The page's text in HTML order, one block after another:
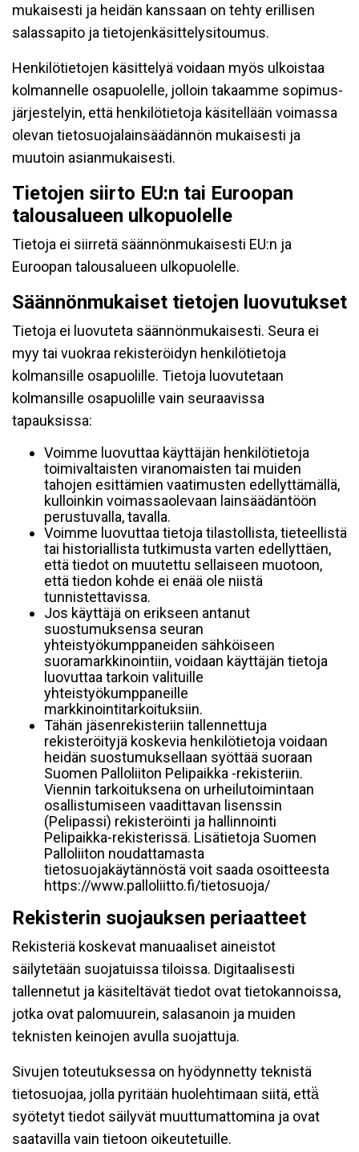
mukaisesti ja heidän kanssaan on tehty erillisen
salassapito ja tietojenkäsittelysitoumus.
Henkilötietojen käsittelyä voidaan myös ulkoistaa
kolmannelle osapuolelle, jolloin takaamme sopimus-
järjestelyin, että henkilötietoja käsitellään voimassa
olevan tietosuojalainsäädännön mukaisesti ja
muutoin asianmukaisesti.
Tietojen siirto EU:n tai Euroopan
talousalueen ulkopuolelle
Tietoja ei siirretä säännönmukaisesti EU:n ja
Euroopan talousalueen ulkopuolelle.
Säännönmukaiset tietojen luovutukset
Tietoja ei luovuteta säännönmukaisesti. Seura ei
myy tai vuokraa rekisteröidyn henkilötietoja
kolmansille osapuolille. Tietoja luovutetaan
kolmansille osapuolille vain seuraavissa
tapauksissa:
Voimme luovuttaa käyttäjän henkilötietoja
toimivaltaisten viranomaisten tai muiden
tahojen esittämien vaatimusten edellyttämällä,
kulloinkin voimassaolevaan lainsäädäntöön
perustuvalla, tavalla.
Voimme luovuttaa tietoja tilastollista, tieteellistä
tai historiallista tutkimusta varten edellyttäen,
että tiedot on muutettu sellaiseen muotoon,
että tiedon kohde ei enää ole niistä
tunnistettavissa.
Jos käyttäjä on erikseen antanut
suostumuksensa seuran
yhteistyökumppaneiden sähköiseen
suoramarkkinointiin, voidaan käyttäjän tietoja
luovuttaa tarkoin valituille
yhteistyökumppaneille
markkinointitarkoituksiin.
Tähän jäsenrekisteriin tallennettuja
rekisteröityjä koskevia henkilötietoja voidaan
heidän suostumuksellaan syöttää suoraan
Suomen Palloliiton Pelipaikka -rekisteriin.
Viennin tarkoituksena on urheilutoimintaan
osallistumiseen vaadittavan lisenssin
(Pelipassi) rekisteröinti ja hallinnointi
Pelipaikka-rekisterissä. Lisätietoja Suomen
Palloliiton noudattamasta
tietosuojakäytännöstä voit saada osoitteesta
https://www.palloliitto.fi/tietosuoja/
Rekisterin suojauksen periaatteet
Rekisteriä koskevat manuaaliset aineistot
säilytetään suojatuissa tiloissa. Digitaalisesti
tallennetut ja käsiteltävät tiedot ovat tietokannoissa,
jotka ovat palomuurein, salasanoin ja muiden
teknisten keinojen avulla suojattuja.
Sivujen toteutuksessa on hyödynnetty teknistä
tietosuojaa, jolla pyritään huolehtimaan siitä, että̈
syötetyt tiedot säilyvät muuttumattomina ja ovat
saatavilla vain tietoon oikeutetuille.